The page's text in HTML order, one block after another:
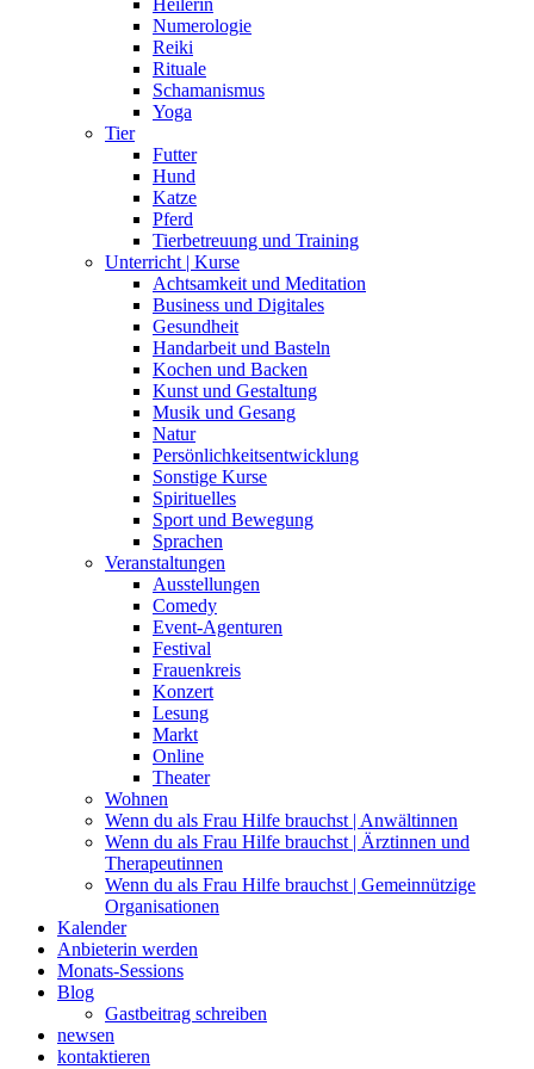
Heilerin
Numerologie
Reiki
Rituale
Schamanismus
Yoga
Tier
Futter
Hund
Katze
Pferd
Tierbetreuung und Training
Unterricht | Kurse
Achtsamkeit und Meditation
Business und Digitales
Gesundheit
Handarbeit und Basteln
Kochen und Backen
Kunst und Gestaltung
Musik und Gesang
Natur
Persönlichkeitsentwicklung
Sonstige Kurse
Spirituelles
Sport und Bewegung
Sprachen
Veranstaltungen
Ausstellungen
Comedy
Event-Agenturen
Festival
Frauenkreis
Konzert
Lesung
Markt
Online
Theater
Wohnen
Wenn du als Frau Hilfe brauchst | Anwältinnen
Wenn du als Frau Hilfe brauchst | Ärztinnen und
Therapeutinnen
Wenn du als Frau Hilfe brauchst | Gemeinnützige
Organisationen
Kalender
Anbieterin werden
Monats-Sessions
Blog
Gastbeitrag schreiben
newsen
kontaktieren